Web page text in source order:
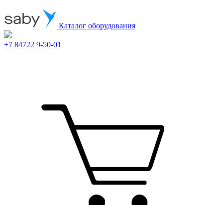
Каталог оборудования
+7 84722 9-50-01